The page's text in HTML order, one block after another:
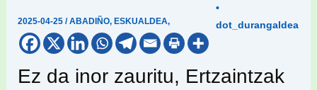
2025-04-25/ABADIÑO, ESKUALDEA,
•
dot_durangaldea
Ez da inor zauritu, Ertzaintzak